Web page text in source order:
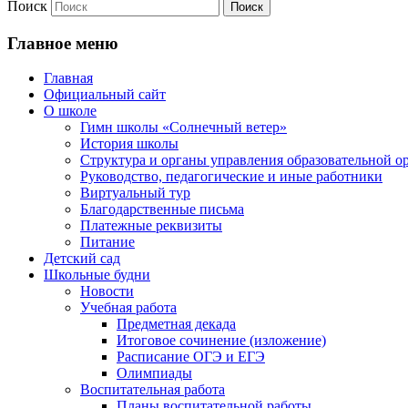
Поиск
Главное меню
Главная
Официальный сайт
О школе
Гимн школы «Солнечный ветер»
История школы
Структура и органы управления образовательной
Руководство, педагогические и иные работники
Виртуальный тур
Благодарственные письма
Платежные реквизиты
Питание
Детский сад
Школьные будни
Новости
Учебная работа
Предметная декада
Итоговое сочинение (изложение)
Расписание ОГЭ и ЕГЭ
Олимпиады
Воспитательная работа